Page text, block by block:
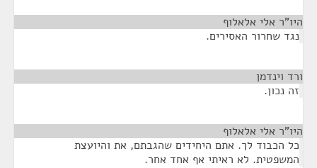
היו"ר אלי אלאלוף
נגד שחרור האסירים.
ורד וינדמן
זה נכון.
היו"ר אלי אלאלוף
כל הכבוד לך. אתם היחידים שהגבתם, את והיועצת
המשפטית. לא ראיתי אף אחד אחר.